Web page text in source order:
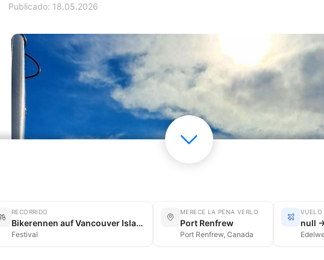
Publicado: 18.05.2026
RECORRIDO
Bikerennen auf Vancouver Island
Festival
MERECE LA PENA VERLO
Port Renfrew
Port Renfrew, Canada
VUELO
null